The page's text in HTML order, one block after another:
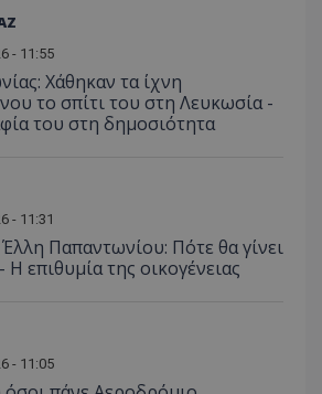
- 11:55
Χάθηκαν τα ίχνη
το σπίτι του στη Λευκωσία -
του στη δημοσιότητα
- 11:31
Παπαντωνίου: Πότε θα γίνει
Η επιθυμία της οικογένειας
- 11:05